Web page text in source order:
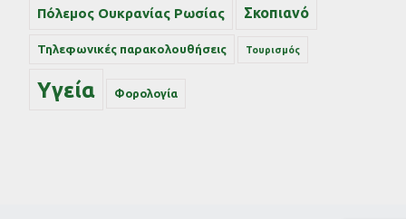
Πόλεμος Ουκρανίας Ρωσίας Σκοπιανό
Τηλεφωνικές παρακολουθήσεις Τουρισμός
Υγεία Φορολογία